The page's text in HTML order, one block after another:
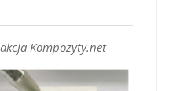
Kompozyty.net